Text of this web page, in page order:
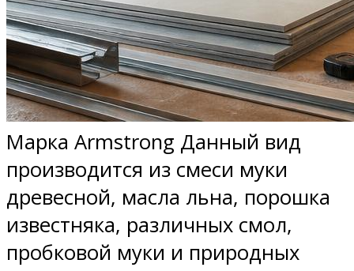
Марка Armstrong Данный вид
производится из смеси муки
древесной, масла льна, порошка
известняка, различных смол,
пробковой муки и природных